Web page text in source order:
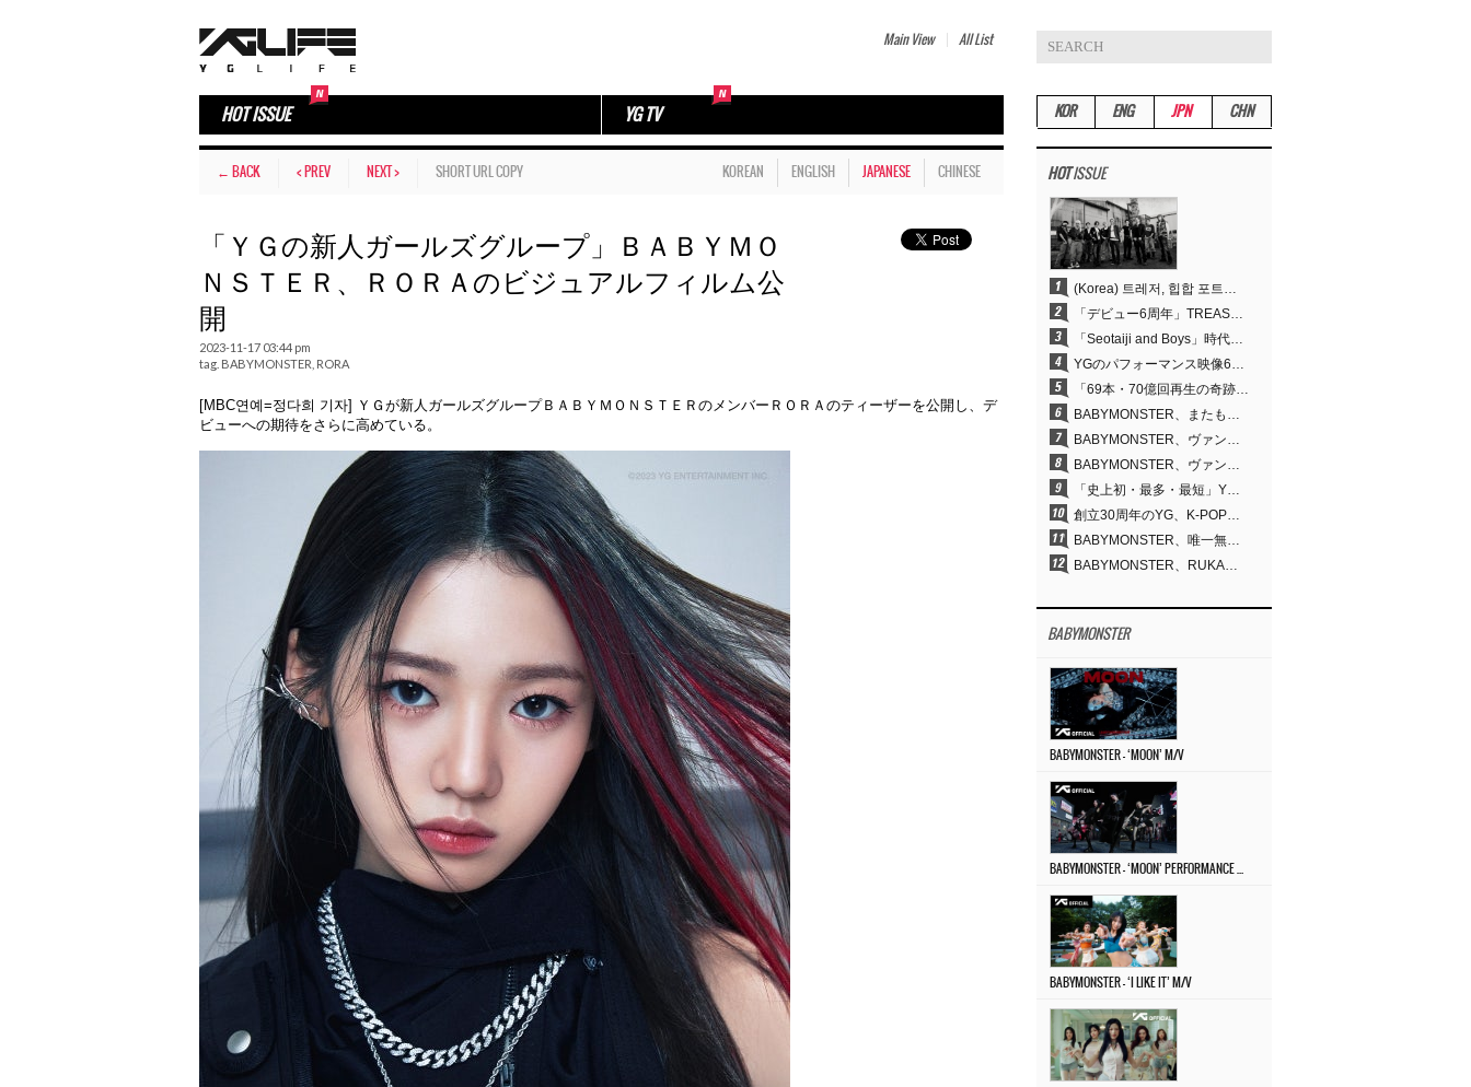
Main View All List
HOT ISSUE YG TV
← BACK < PREV NEXT > SHORT URL COPY KOREAN ENGLISH JAPANESE CHINESE
「ＹＧの新人ガールズグループ」ＢＡＢＹＭＯ
ＮＳＴＥＲ、ＲＯＲＡのビジュアルフィルム公
開
2023-11-17 03:44 pm
tag. BABYMONSTER RORA
[MBC연예=정다희 기자] ＹＧが新人ガールズグループＢＡＢＹＭＯＮＳＴＥＲのメンバーＲＯＲＡのティーザーを公開し、デ
ビューへの期待をさらに高めている。
KOR ENG JPN CHN
HOTISSUE
(Korea) 트레저, 힙합 포트폴리오 승부수 통했다…데뷔 6주년 새 도약
「デビュー6周年」TREASURE、圧倒的な実力で証明した「YGの宝」の真価
「Seotaiji and Boys」時代から培ったダンスDNA…YANG HYUN SUK、YGのパフォーマンスビデオ70億回再生の原点
YGのパフォーマンス映像69本が累計70億回再生…YANG HYUN SUKの制作哲学が実を結ぶ
「69本・70億回再生の奇跡」YANG HYUN SUK、YGのパフォーマンスビデオを100％自ら手掛けた理由
BABYMONSTER、またも快挙…YouTubeワールドワイドトレンドで1位に
BABYMONSTER、ヴァンパイアに大胆変身…YouTubeトレンド1位を獲得
BABYMONSTER、ヴァンパイアに変身…「MOON」で3か月にわたるプロジェクトを締めくくる
「史上初・最多・最短」YG、30年の揺るぎない信念が切り開いたK-POPツアーの新境地
創立30周年のYG、K-POP公演界に何を残したのか
BABYMONSTER、唯一無二のビジュアルと圧倒的な表現力…『MOON』
BABYMONSTER、RUKA＆CHIQUITAの「MOON」ビジュアルを公開…洗練されたカリスマ性・ユニークなビジュアル
BABYMONSTER
BABYMONSTER – ‘MOON’ M/V
BABYMONSTER – ‘I LIKE IT’ M/V